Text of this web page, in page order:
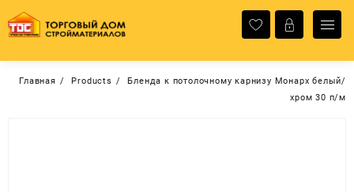
содержимому
Главная Products
Бленда к потолочному карнизу Монарх белый/
хром 30 п/м